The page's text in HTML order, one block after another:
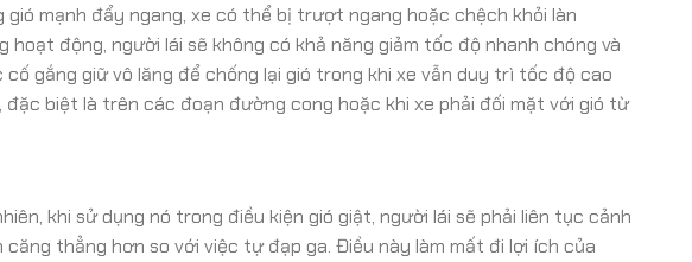
mạnh đẩy ngang, xe có thể bị trượt ngang hoặc chệch khỏi làn
động, người lái sẽ không có khả năng giảm tốc độ nhanh chóng và
gắng giữ vô lăng để chống lại gió trong khi xe vẫn duy trì tốc độ cao
biệt là trên các đoạn đường cong hoặc khi xe phải đối mặt với gió từ
khi sử dụng nó trong điều kiện gió giật, người lái sẽ phải liên tục cảnh
thẳng hơn so với việc tự đạp ga. Điều này làm mất đi lợi ích của